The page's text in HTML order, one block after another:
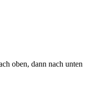
oben, dann nach unten